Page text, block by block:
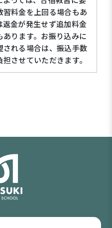
習料金を上回る場合もあ
返金が発生せず追加料金
あります。お振り込みに
される場合は、振込手数
させていただきます。